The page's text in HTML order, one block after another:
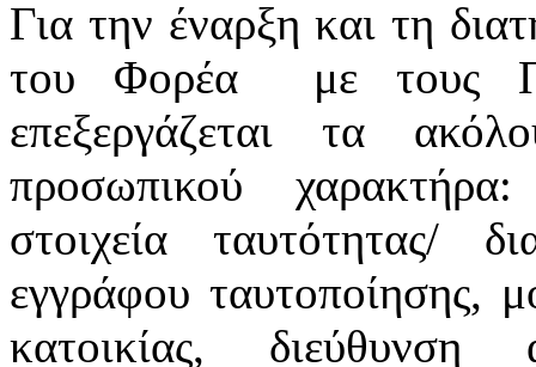
Για την έναρξη και τη
του Φορέα
με τους
επεξεργάζεται τα
προσωπικού
στοιχεία ταυτότητας/
εγγράφου ταυτοποίησης,
κατοικίας, διεύθυνση